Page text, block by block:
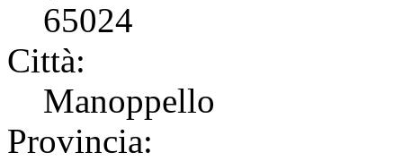
65024
Città:
Manoppello
Provincia: